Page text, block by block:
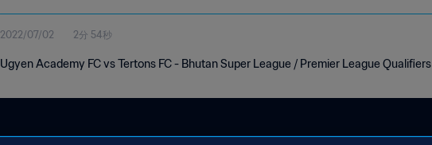
2022/07/02 2分 54秒
Ugyen Academy FC vs Tertons FC - Bhutan Super League / Premier League Qualifiers